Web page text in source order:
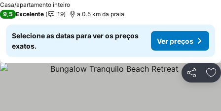
Casa/apartamento inteiro
9,5 Excelente 19 a 0.5 km da praia
Selecione as datas para ver os preços
exatos.
Ver preços
Partilhar